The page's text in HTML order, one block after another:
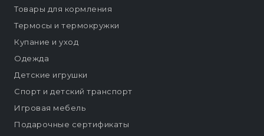
Товары для кормления
Термосы и термокружки
Купание и уход
Одежда
Детские игрушки
Спорт и детский транспорт
Игровая мебель
Подарочные сертификаты